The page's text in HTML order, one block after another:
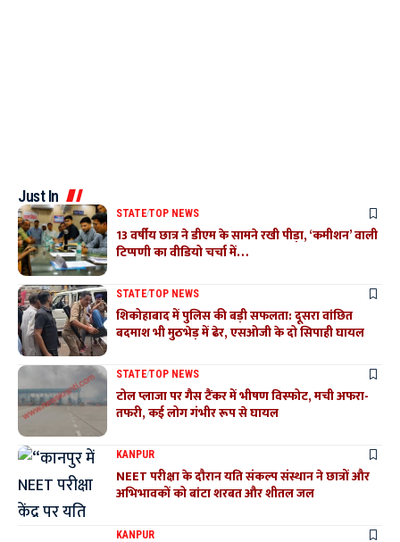
Just In
STATETOP NEWS
13 वर्षीय छात्र ने डीएम के सामने रखी पीड़ा, ‘कमीशन’ वाली
टिप्पणी का वीडियो चर्चा में…
STATETOP NEWS
शिकोहाबाद में पुलिस की बड़ी सफलता: दूसरा वांछित
बदमाश भी मुठभेड़ में ढेर, एसओजी के दो सिपाही घायल
STATETOP NEWS
टोल प्लाजा पर गैस टैंकर में भीषण विस्फोट, मची अफरा-
तफरी, कई लोग गंभीर रूप से घायल
KANPUR
NEET परीक्षा के दौरान यति संकल्प संस्थान ने छात्रों और
अभिभावकों को बांटा शरबत और शीतल जल
KANPUR